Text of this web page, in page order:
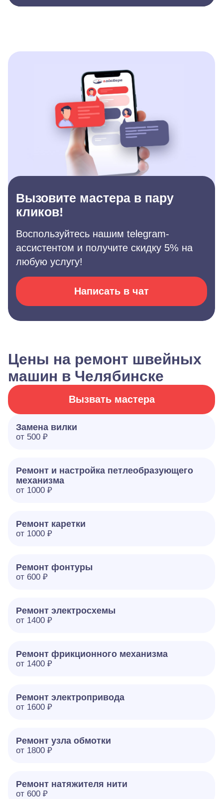
Вызовите мастера в пару
кликов!
Воспользуйтесь нашим telegram-
ассистентом и получите скидку 5% на
любую услугу!
Написать в чат
Цены на ремонт швейных
машин в Челябинске
Вызвать мастера
Замена вилки
от 500 ₽
Ремонт и настройка петлеобразующего
механизма
от 1000 ₽
Ремонт каретки
от 1000 ₽
Ремонт фонтуры
от 600 ₽
Ремонт электросхемы
от 1400 ₽
Ремонт фрикционного механизма
от 1400 ₽
Ремонт электропривода
от 1600 ₽
Ремонт узла обмотки
от 1800 ₽
Ремонт натяжителя нити
от 600 ₽